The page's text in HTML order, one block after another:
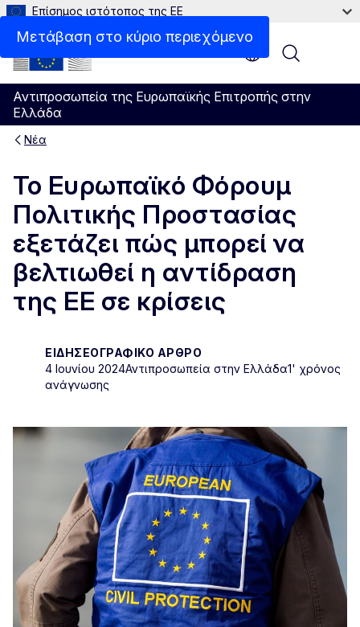
Μετάβαση στο κύριο περιεχόμενο
Επίσημος ιστότοπος της ΕΕ
Αντιπροσωπεία της Ευρωπαϊκής Επιτροπής στην
Ελλάδα
Menu
Νέα
Το Ευρωπαϊκό Φόρουμ
Πολιτικής Προστασίας
εξετάζει πώς μπορεί να
βελτιωθεί η αντίδραση
της ΕΕ σε κρίσεις
ΕΙΔΗΣΕΟΓΡΑΦΙΚΌ ΆΡΘΡΟ
4 Ιουνίου 2024Αντιπροσωπεία στην Ελλάδα1' χρόνος
ανάγνωσης